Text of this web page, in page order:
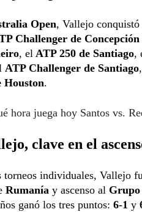
Open, Vallejo conquistó
Challenger de Concepción
, el ATP 250 de Santiago,
ATP Challenger de Santiago
Houston.
hora juega hoy Santos vs.
clave en el
torneos individuales, Vallejo
Rumanía y ascenso al
ganó los tres puntos: 6-1 y